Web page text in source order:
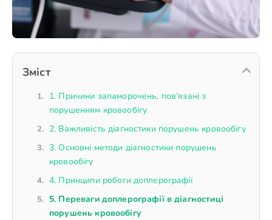
Зміст
1. Причини запаморочень, пов’язані з
порушенням кровообігу
2. Важливість діагностики порушень кровообігу
3. Основні методи діагностики порушень
кровообігу
4. Принципи роботи доплерографії
5. Переваги доплерографії в діагностиці
порушень кровообігу